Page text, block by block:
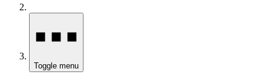
Toggle menu